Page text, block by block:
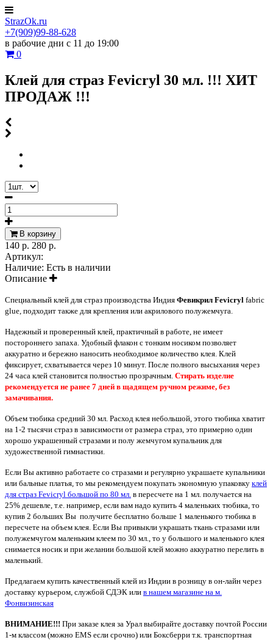
StrazOk.ru
+7(909)99-88-628
в рабочие дни с 11 до 19:00
0
Клей для страз Fevicryl 30 мл. !!! ХИТ
ПРОДАЖ !!!
В корзину
140 р. 280 р.
Артикул:
Наличие: Есть в наличии
Описание
Специальный клей для страз производства Индия Февикрил Fevicryl fabric
glue , подходит также для крепления или акрилового полужемчуга
Надежный и проверенный клей, практичный в работе, не имеет
постороннего запаха. Удобный флакон с тонким носиком позволяет
аккуратно и бережно наносить необходимое количество клея. Клей
фиксирует, схватывается через 10 минут. После полного высыхания через
24 часа клей становится полностью прозрачным. Стирать изделие
рекомендуется не ранее 7 дней в щадящем ручном режиме, без
замачивания.
Объем тюбика средний 30 мл. Расход клея небольшой, этого тюбика хватит
на 1-2 тысячи страз в зависимости от размера страз, это примерно один
хорошо украшенный стразами и полу жемчугом купальник для
художественной гимнастики.
Если Вы активно работаете со стразами и регулярно украшаете купальники
или бальные платья, то мы рекомендуем покупать экономную упаковку клей
для страз Fevicryl большой по 80 мл. в пересчете на 1 мл. получается на
25% дешевле, т.е. например, если вам надо купить 4 маленьких тюбика, то
купив 2 больших Вы получите бесплатно больше 1 маленького тюбика в
пересчете на объем клея. Если Вы привыкли украшать ткань стразами или
полужемчугом маленьким клеем по 30 мл., то у большого и маленького клея
снимается носик и при желании большой клей можно аккуратно перелить в
маленький.
Предлагаем купить качественный клей из Индии в розницу в он-лайн через
доставку курьером, службой СДЭК или в нашем магазине на м.
Фонвизинская
ВНИМАНИЕ!!! При заказе клея за Урал выбирайте доставку почтой России
1-м классом (можно EMS если срочно) или Боксберри т.к. транспортная